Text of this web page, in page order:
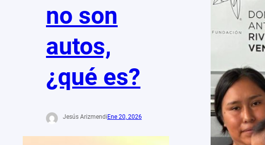
no son
autos,
¿qué es?
Jesús Arizmendi Ene 20, 2026